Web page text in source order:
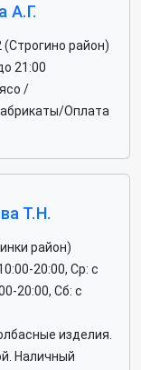
А.Г.
район)
21:00
/
Оплата
Т.Н.
район)
20:00, Ср: c
20:00, Сб: c
изделия.
Наличный